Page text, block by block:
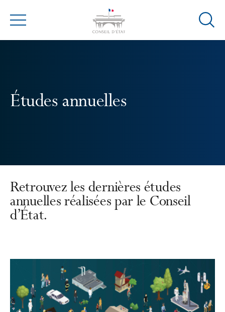
Menu
Ouvrir
Études annuelles
Retrouvez les dernières études
annuelles réalisées par le Conseil
d’État.